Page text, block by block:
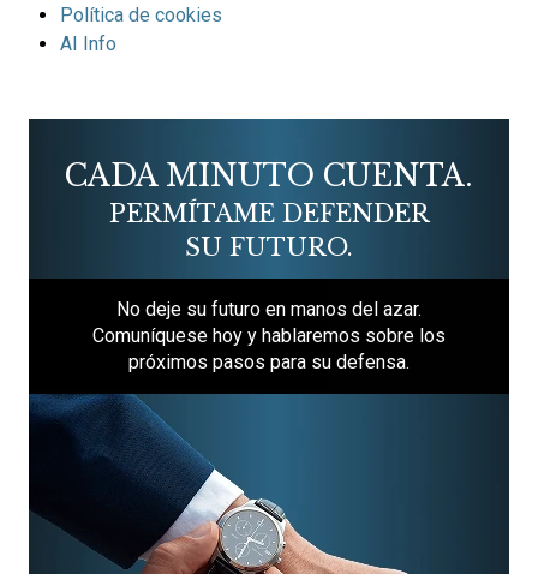
Política de cookies
AI Info
CADA MINUTO CUENTA.
PERMÍTAME DEFENDER
SU FUTURO.
No deje su futuro en manos del azar.
Comuníquese hoy y hablaremos sobre los
próximos pasos para su defensa.